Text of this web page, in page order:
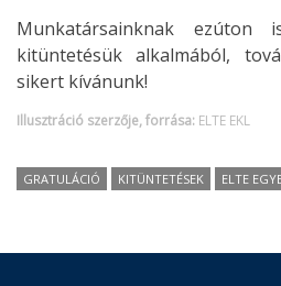
Munkatársainknak ezúton
kitüntetésük alkalmából,
sikert kívánunk!
Illusztráció szerzője, forrása: ELTE EKL
GRATULÁCIÓ KITÜNTETÉSEK ELTE